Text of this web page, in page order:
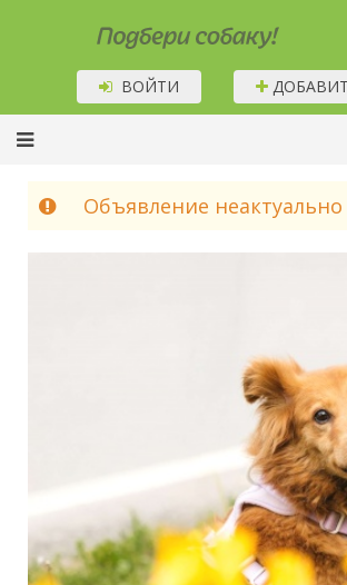
Подбери собаку!
ВОЙТИ
Объявление неактуально